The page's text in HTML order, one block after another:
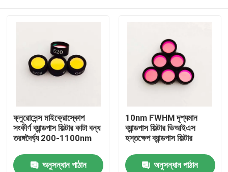
ফ্লুরোসেন্স মাইক্রোস্কোপ
সংকীর্ণ ব্যান্ডপাস ফিল্টার কাটা বন্ধ
তরঙ্গদৈর্ঘ্য 200-1100nm
অনুসন্ধান পাঠান
10nm FWHM দৃশ্যমান
ব্যান্ডপাস ফিল্টার ভিআইএস
হস্তক্ষেপ ব্যান্ডপাস ফিল্টার
অনুসন্ধান পাঠান